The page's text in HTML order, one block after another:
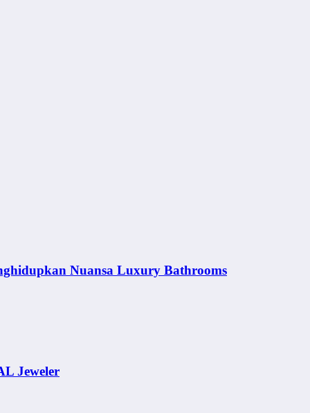
Nuansa Luxury Bathrooms
Jeweler